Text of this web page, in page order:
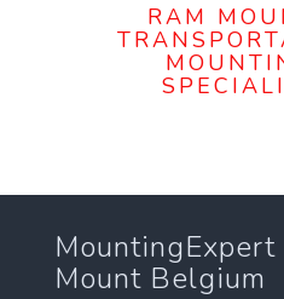
RAM
MountingExpert
Mount Belgium